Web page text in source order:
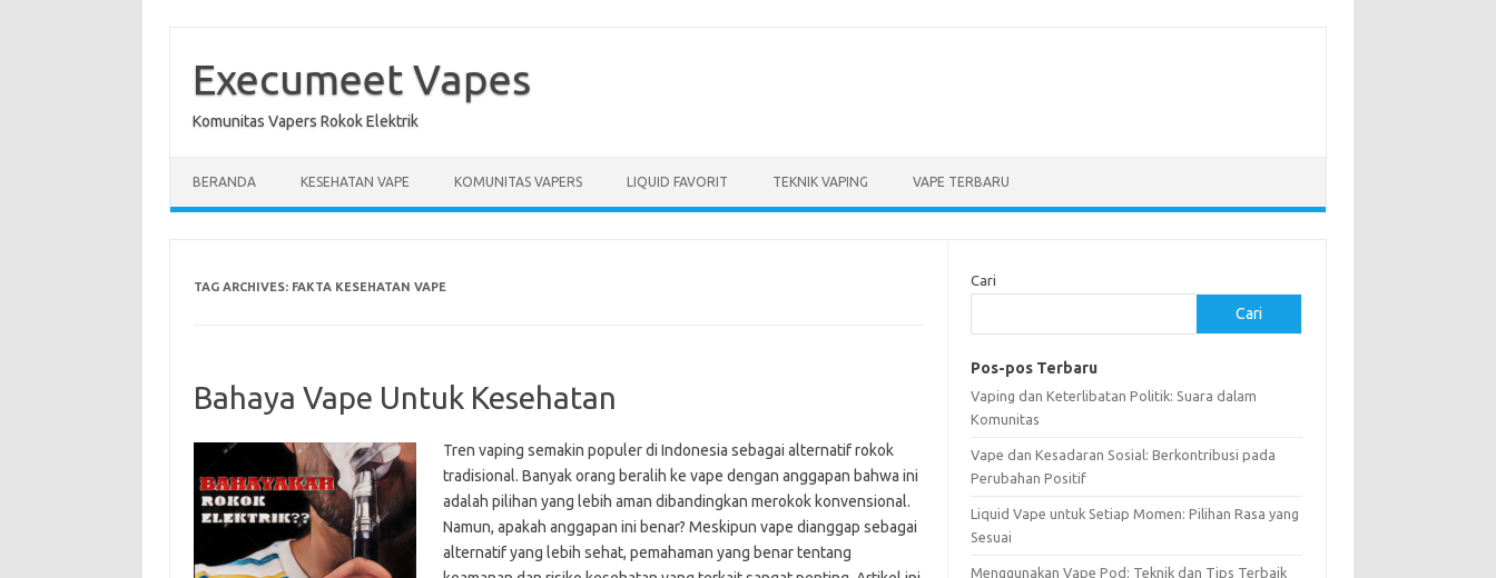
contentExecumeet Vapes
Komunitas Vapers Rokok Elektrik
BERANDA KESEHATAN VAPE KOMUNITAS VAPERS LIQUID FAVORIT TEKNIK VAPING VAPE TERBARU
TAG ARCHIVES: FAKTA KESEHATAN VAPE
Bahaya Vape Untuk Kesehatan
Tren vaping semakin populer di Indonesia sebagai alternatif rokok
tradisional. Banyak orang beralih ke vape dengan anggapan bahwa ini
adalah pilihan yang lebih aman dibandingkan merokok konvensional.
Namun, apakah anggapan ini benar? Meskipun vape dianggap sebagai
alternatif yang lebih sehat, pemahaman yang benar tentang
Cari
Cari
Pos-pos Terbaru
Vaping dan Keterlibatan Politik: Suara dalam
Komunitas
Vape dan Kesadaran Sosial: Berkontribusi pada
Perubahan Positif
Liquid Vape untuk Setiap Momen: Pilihan Rasa yang
Sesuai
Menggunakan Vape Pod: Teknik dan Tips Terbaik